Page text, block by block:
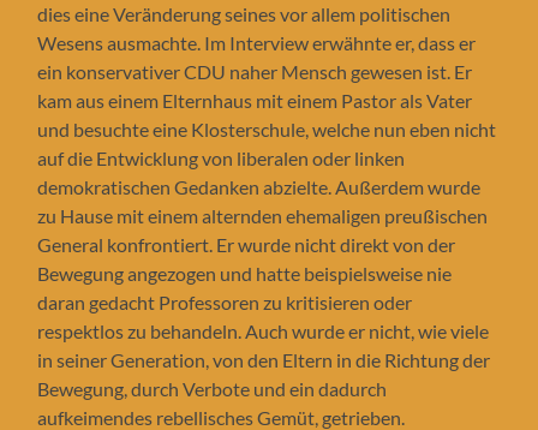
dies eine Veränderung seines vor allem politischen
Wesens ausmachte. Im Interview erwähnte er, dass er
ein konservativer CDU naher Mensch gewesen ist. Er
kam aus einem Elternhaus mit einem Pastor als Vater
und besuchte eine Klosterschule, welche nun eben nicht
auf die Entwicklung von liberalen oder linken
demokratischen Gedanken abzielte. Außerdem wurde
zu Hause mit einem alternden ehemaligen preußischen
General konfrontiert. Er wurde nicht direkt von der
Bewegung angezogen und hatte beispielsweise nie
daran gedacht Professoren zu kritisieren oder
respektlos zu behandeln. Auch wurde er nicht, wie viele
in seiner Generation, von den Eltern in die Richtung der
Bewegung, durch Verbote und ein dadurch
aufkeimendes rebellisches Gemüt, getrieben.